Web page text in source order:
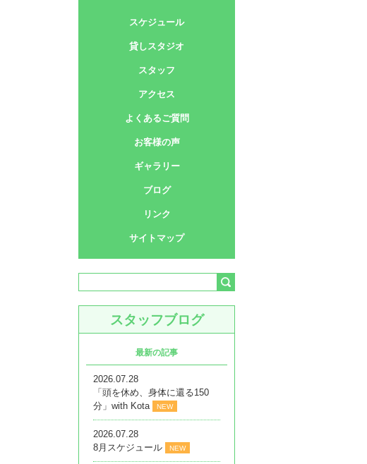
スケジュール
貸しスタジオ
スタッフ
アクセス
よくあるご質問
お客様の声
ギャラリー
ブログ
リンク
サイトマップ
スタッフブログ
最新の記事
2026.07.28
「頭を休め、身体に還る150
分」with Kota
NEW
2026.07.28
8月スケジュール
NEW